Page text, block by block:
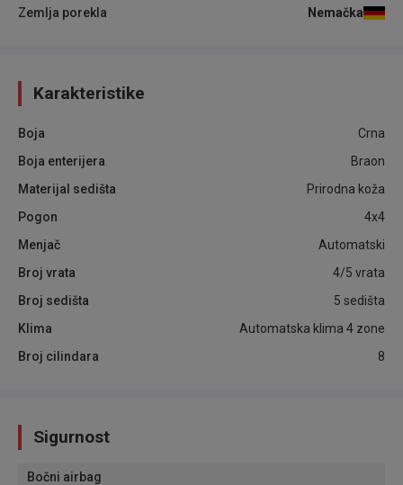
Zemlja porekla
Nemačka
Karakteristike
Boja
Crna
Boja enterijera
Braon
Materijal sedišta
Prirodna koža
Pogon
4x4
Menjač
Automatski
Broj vrata
4/5 vrata
Broj sedišta
5 sedišta
Klima
Automatska klima 4 zone
Broj cilindara
8
Sigurnost
Bočni airbag